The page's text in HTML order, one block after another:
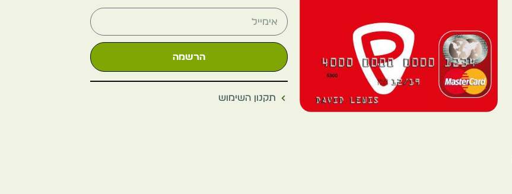
סטונהנג'
הרשמה
תקנון השימוש